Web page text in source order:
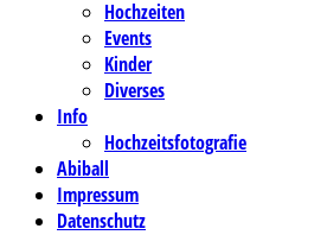
Hochzeiten
Events
Kinder
Diverses
Info
Hochzeitsfotografie
Abiball
Impressum
Datenschutz